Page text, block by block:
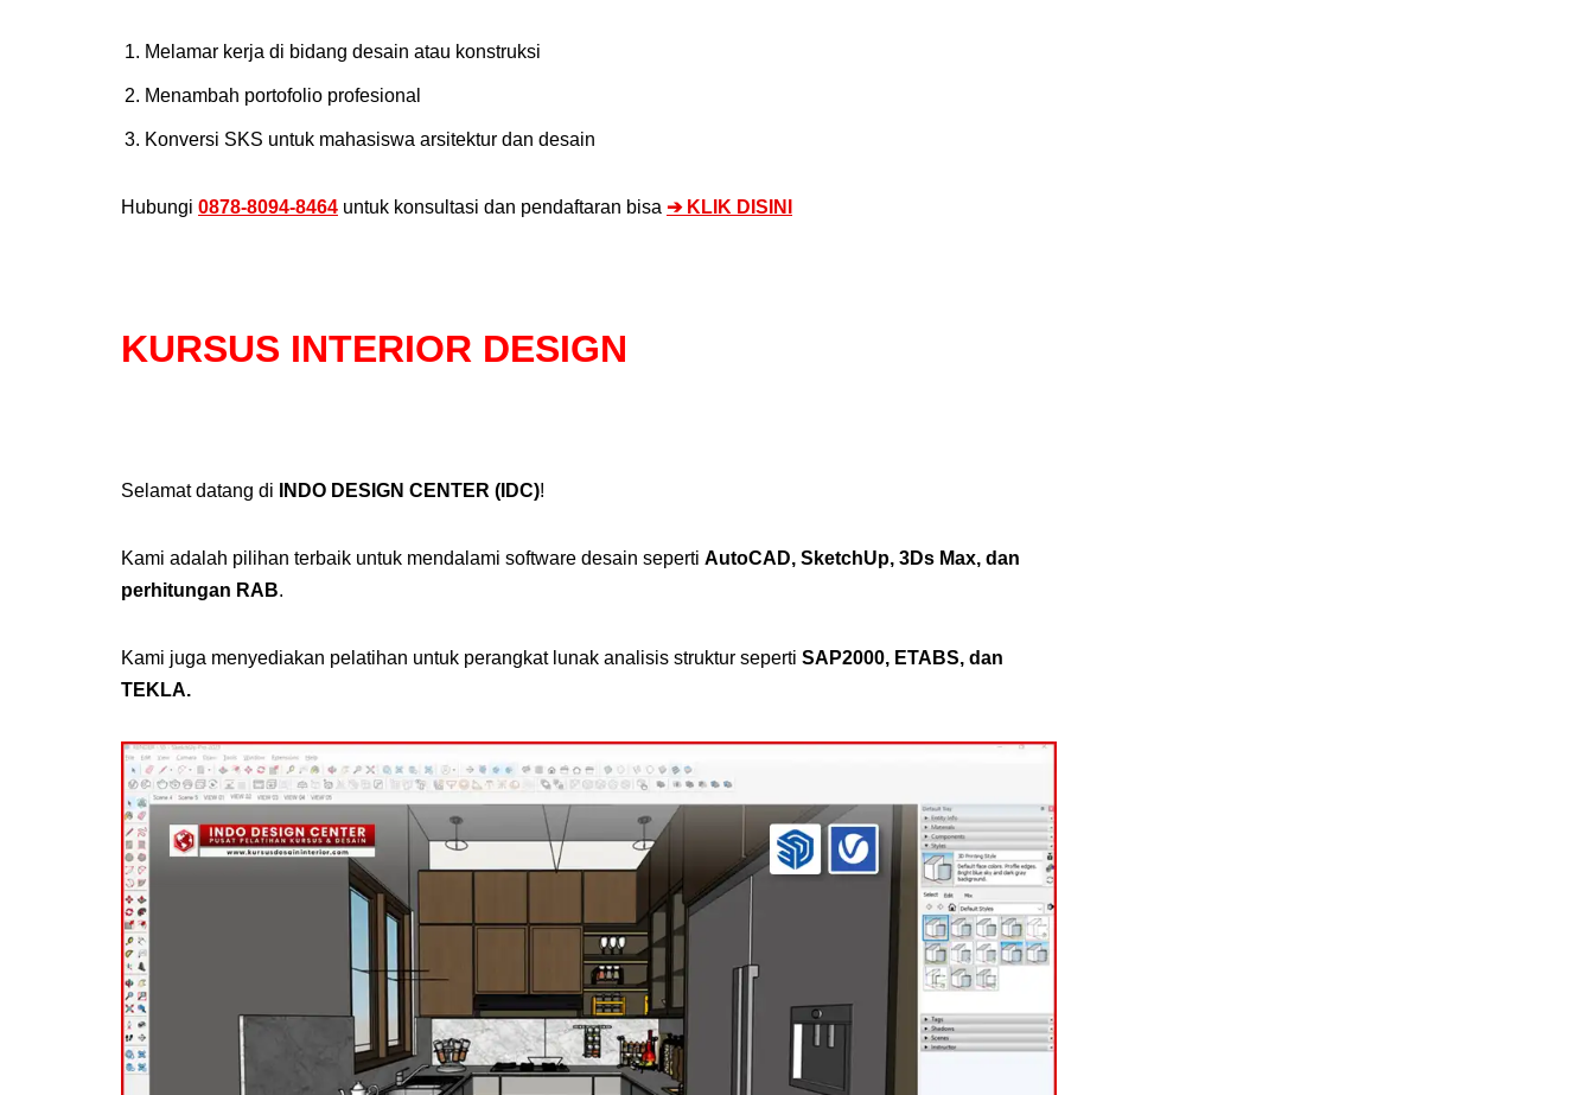
Melamar kerja di bidang desain atau konstruksi
Menambah portofolio profesional
Konversi SKS untuk mahasiswa arsitektur dan desain
Hubungi 0878-8094-8464 untuk konsultasi dan pendaftaran bisa ➔ KLIK DISINI
KURSUS INTERIOR DESIGN
Selamat datang di INDO DESIGN CENTER (IDC)!
Kami adalah pilihan terbaik untuk mendalami software desain seperti AutoCAD, SketchUp, 3Ds Max, dan
perhitungan RAB.
Kami juga menyediakan pelatihan untuk perangkat lunak analisis struktur seperti SAP2000, ETABS, dan
TEKLA.